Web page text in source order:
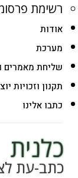
רשימת
אודות
מערכת
שליחת מאמרים
תקנון וזכויות
כתבו אלינו
כלנית
כתב-עת